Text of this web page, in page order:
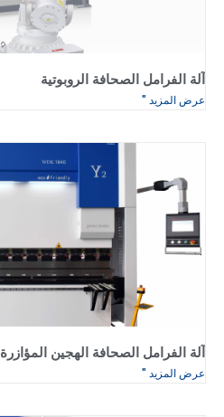
آلة الفرامل الصحافة الروبوتية
عرض المزيد "
آلة الفرامل الصحافة الهجين المؤازرة
عرض المزيد "